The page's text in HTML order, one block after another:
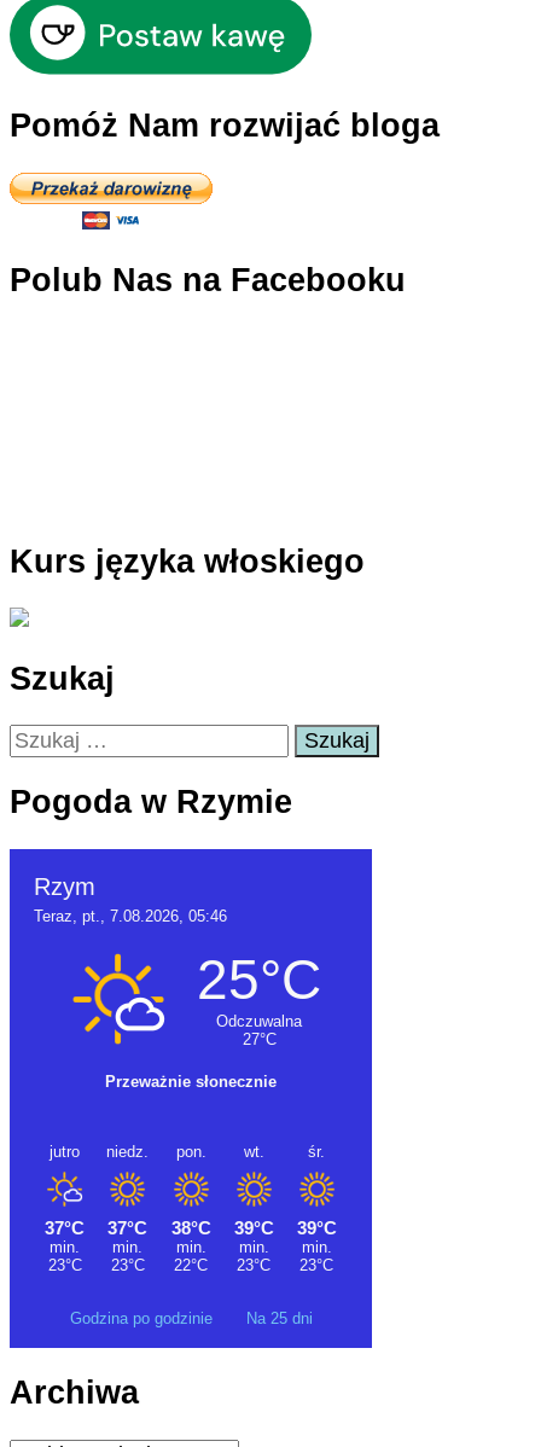
Pomóż Nam rozwijać bloga
Polub Nas na Facebooku
Kurs języka włoskiego
Szukaj
Szukaj:
Pogoda w Rzymie
Godzina po godzinie Na 25 dni
Archiwa